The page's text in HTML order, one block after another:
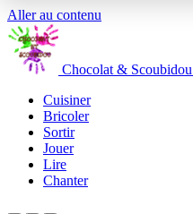
Aller au contenu
Chocolat & Scoubidou
Cuisiner
Bricoler
Sortir
Jouer
Lire
Chanter